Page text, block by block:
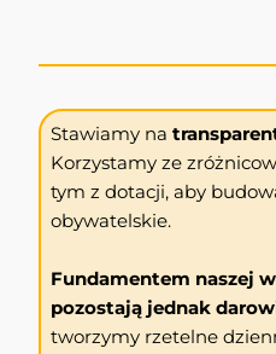
Stawiamy na
Korzystamy ze
tym z dotacji, aby
obywatelskie.
Fundamentem naszej
pozostają jednak
tworzymy rzetelne